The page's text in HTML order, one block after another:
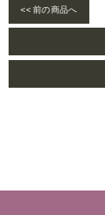
<< 前の商品へ